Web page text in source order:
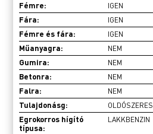
Fémre: IGEN
Fára: IGEN
Fémre és fára: IGEN
Műanyagra: NEM
Gumira: NEM
Betonra: NEM
Falra: NEM
Tulajdonásg: OLDÓSZERES
Egrokorros hígító
típusa:
LAKKBENZIN